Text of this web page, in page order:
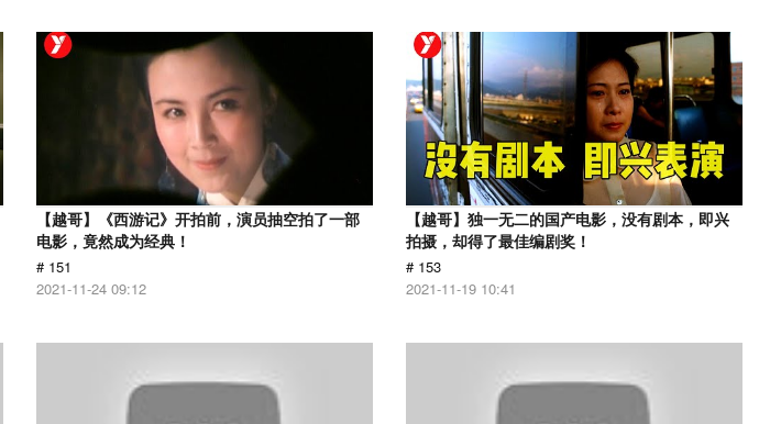
【越哥】《西游记》开拍前，演员抽空拍了一部
电影，竟然成为经典！
# 151
2021-11-24 09:12
【越哥】独一无二的国产电影，没有剧本，即兴
拍摄，却得了最佳编剧奖！
# 153
2021-11-19 10:41